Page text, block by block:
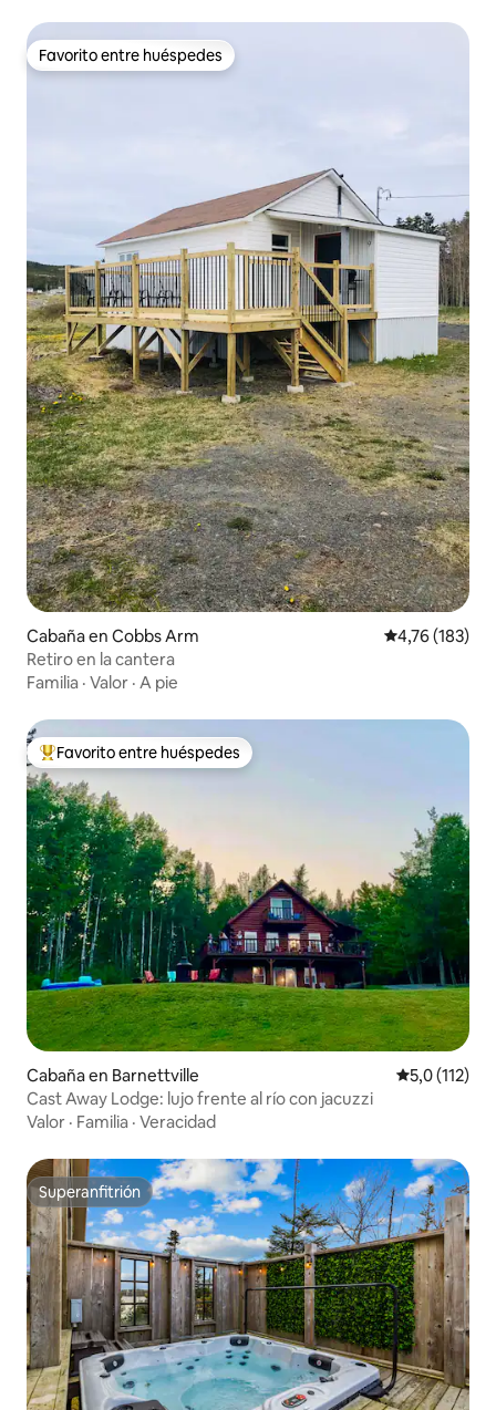
Favorito entre huéspedes
Favorito entre huéspedes
Cabaña en Cobbs Arm Calificación
4,76 (183)
Retiro en la cantera
Familia · Valor · A pie
Favorito entre los huéspedes más destacados
Favorito entre huéspedes
Cabaña en Barnettville Calificación
5,0 (112)
Cast Away Lodge: lujo frente al río con jacuzzi
Valor · Familia · Veracidad
Superanfitrión
Superanfitrión